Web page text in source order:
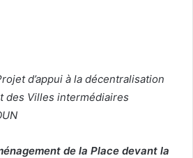
d’appui à la décentralisation
des Villes intermédiaires
de la Place devant la